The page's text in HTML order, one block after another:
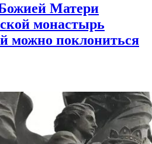
Матери
монастырь
можно поклониться